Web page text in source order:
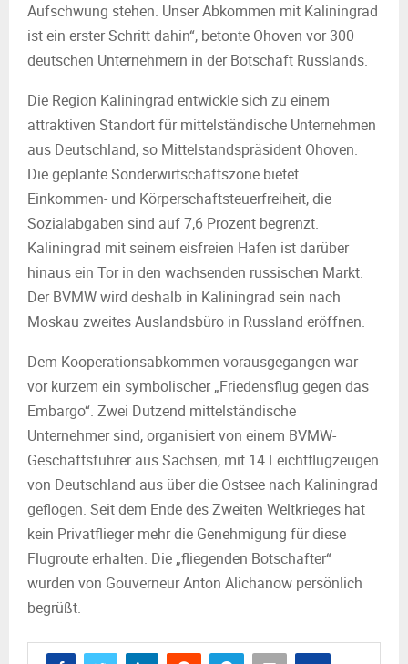
Aufschwung stehen. Unser Abkommen mit Kaliningrad
ist ein erster Schritt dahin“, betonte Ohoven vor 300
deutschen Unternehmern in der Botschaft Russlands.
Die Region Kaliningrad entwickle sich zu einem
attraktiven Standort für mittelständische Unternehmen
aus Deutschland, so Mittelstandspräsident Ohoven.
Die geplante Sonderwirtschaftszone bietet
Einkommen- und Körperschaftsteuerfreiheit, die
Sozialabgaben sind auf 7,6 Prozent begrenzt.
Kaliningrad mit seinem eisfreien Hafen ist darüber
hinaus ein Tor in den wachsenden russischen Markt.
Der BVMW wird deshalb in Kaliningrad sein nach
Moskau zweites Auslandsbüro in Russland eröffnen.
Dem Kooperationsabkommen vorausgegangen war
vor kurzem ein symbolischer „Friedensflug gegen das
Embargo“. Zwei Dutzend mittelständische
Unternehmer sind, organisiert von einem BVMW-
Geschäftsführer aus Sachsen, mit 14 Leichtflugzeugen
von Deutschland aus über die Ostsee nach Kaliningrad
geflogen. Seit dem Ende des Zweiten Weltkrieges hat
kein Privatflieger mehr die Genehmigung für diese
Flugroute erhalten. Die „fliegenden Botschafter“
wurden von Gouverneur Anton Alichanow persönlich
begrüßt.